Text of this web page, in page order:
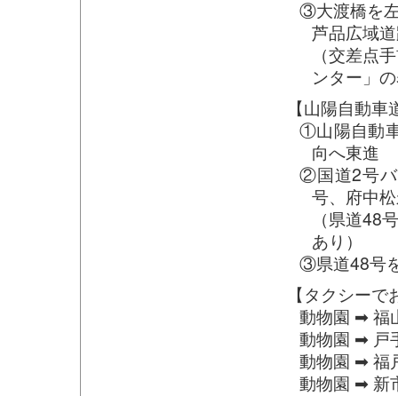
③大渡橋を
芦品広域
（交差点
ンター」
【山陽自動
①山陽自動
向へ東進
②国道2号バ
号、府中
（県道48
あり）
③県道48号
【タクシー
動物園 ➡ 福
動物園 ➡ 戸
動物園 ➡ 福
動物園 ➡ 新